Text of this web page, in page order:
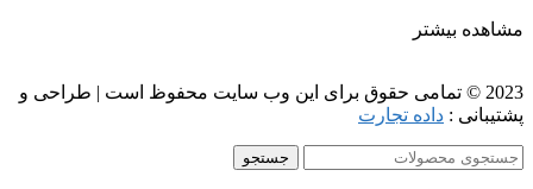
مشاهده بیشتر
2023 © تمامی حقوق برای این وب سایت محفوظ است | طراحی و
پشتیبانی : داده تجارت
جستجو